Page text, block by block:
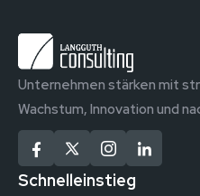
Unternehmen stärken mit
Wachstum, Innovation und
Schnelleinstieg